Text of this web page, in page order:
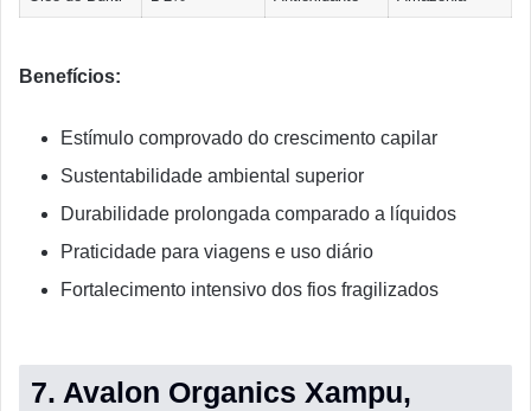
Benefícios:
Estímulo comprovado do crescimento capilar
Sustentabilidade ambiental superior
Durabilidade prolongada comparado a líquidos
Praticidade para viagens e uso diário
Fortalecimento intensivo dos fios fragilizados
7. Avalon Organics Xampu,